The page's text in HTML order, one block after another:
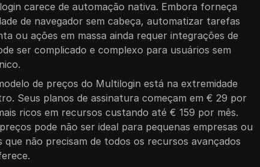
carece de automação nativa. Embora forneça
de navegador sem cabeça, automatizar tarefas
ou ações em massa ainda requer integrações de
ser complicado e complexo para usuários sem
de preços do Multilogin está na extremidade
Seus planos de assinatura começam em € 29 por
ricos em recursos custando até € 159 por mês.
pode não ser ideal para pequenas empresas ou
que não precisam de todos os recursos avançados